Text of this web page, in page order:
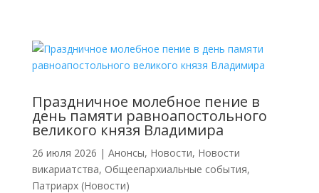
Праздничное молебное пение в
день памяти равноапостольного
великого князя Владимира
26 июля 2026 | Анонсы, Новости, Новости
викариатства, Общеепархиальные события,
Патриарх (Новости)